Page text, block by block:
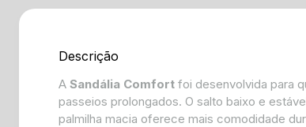
Descrição
A Sandália Comfort foi desenvolvida para
passeios prolongados. O salto baixo e
palmilha macia oferece mais comodidade